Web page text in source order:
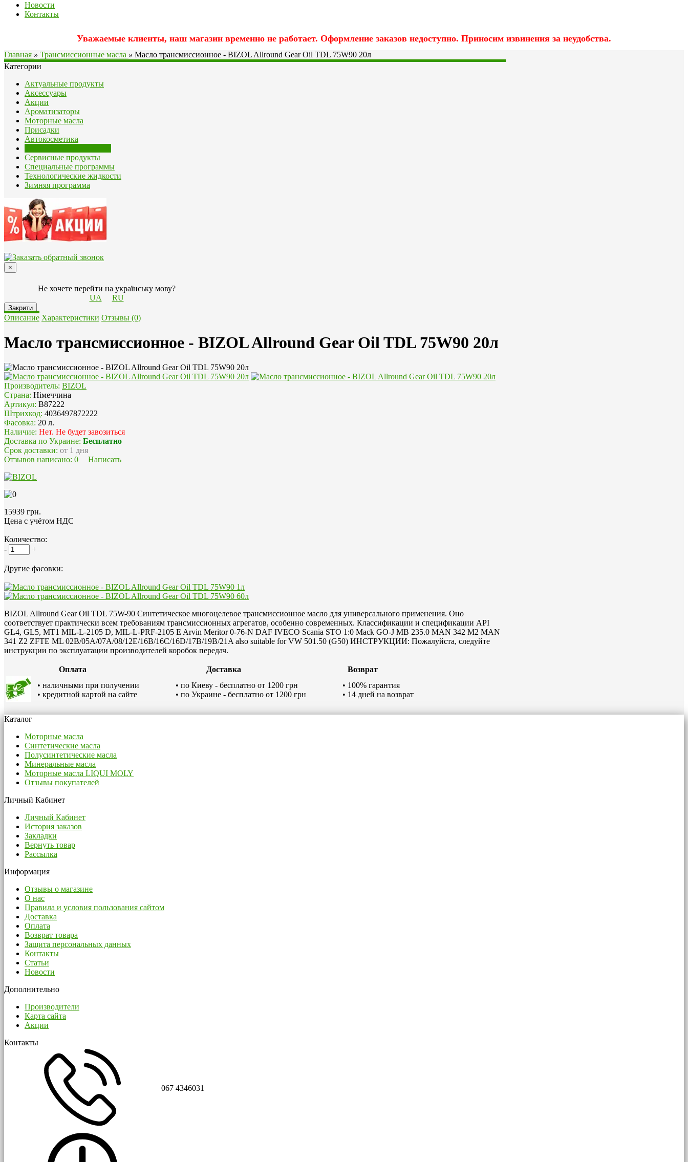
Новости
Контакты
Уважаемые клиенты, наш магазин временно не работает. Оформление заказов недоступно. Приносим извинения за неудобства.
Главная » Трансмиссионные масла » Масло трансмиссионное - BIZOL Allround Gear Oil TDL 75W90 20л
Категории
Актуальные продукты
Аксессуары
Акции
Ароматизаторы
Моторные масла
Присадки
Автокосметика
Сервисные продукты
Специальные программы
Технологические жидкости
Зимняя программа
×
Не хочете перейти на українську мову?
UA
RU
Закрити
Описание Характеристики Отзывы (0)
Масло трансмиссионное - BIZOL Allround Gear Oil TDL 75W90 20л
Производитель: BIZOL
Страна: Німеччина
Артикул: B87222
Штрихкод: 4036497872222
Фасовка: 20 л.
Наличие: Нет. Не будет завозиться
Доставка по Украине: Бесплатно
Срок доставки: от 1 дня
Отзывов написано: 0 Написать
15939 грн.
Цена с учётом НДС
Количество:
-
+
Другие фасовки:
BIZOL Allround Gear Oil TDL 75W-90 Синтетическое многоцелевое трансмиссионное масло для универсального применения. Оно
соответствует практически всем требованиям трансмиссионных агрегатов, особенно современных. Классификации и спецификации API
GL4, GL5, MT1 MIL-L-2105 D, MIL-L-PRF-2105 E Arvin Meritor 0-76-N DAF IVECO Scania STO 1:0 Mack GO-J MB 235.0 MAN 342 M2 MAN
341 Z2 ZFTE ML 02B/05A/07A/08/12E/16B/16C/16D/17B/19B/21A also suitable for VW 501.50 (G50) ИНСТРУКЦИИ: Пожалуйста, следуйте
инструкции по эксплуатации производителей коробок передач.
Оплата Доставка
Возврат
• наличными при получении
• кредитной картой на сайте
• по Киеву - бесплатно от 1200 грн
• по Украине - бесплатно от 1200 грн
• 100% гарантия
• 14 дней на возврат
Каталог
Моторные масла
Синтетические масла
Полусинтетические масла
Минеральные масла
Моторные масла LIQUI MOLY
Отзывы покупателей
Личный Кабинет
Личный Кабинет
История заказов
Закладки
Вернуть товар
Рассылка
Информация
Отзывы о магазине
О нас
Правила и условия пользования сайтом
Доставка
Оплата
Возврат товара
Защита персональных данных
Контакты
Статьи
Новости
Дополнительно
Производители
Карта сайта
Акции
Контакты
067 4346031